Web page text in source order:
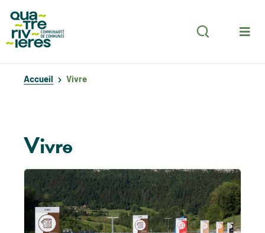
Aller à la recherche Rechercher
Accueil Vivre
Vivre